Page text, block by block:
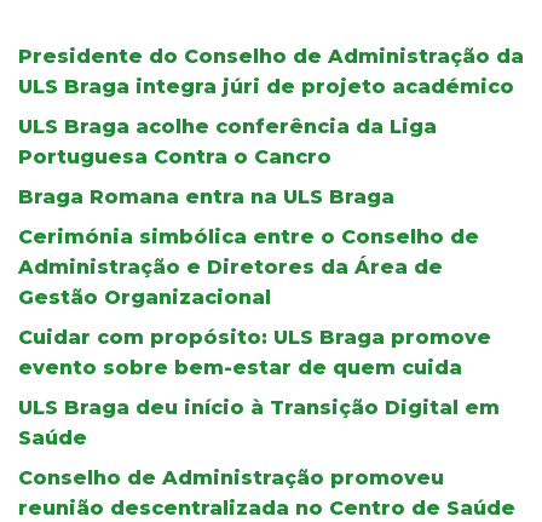
Presidente do Conselho de Administração da
ULS Braga integra júri de projeto académico
ULS Braga acolhe conferência da Liga
Portuguesa Contra o Cancro
Braga Romana entra na ULS Braga
Cerimónia simbólica entre o Conselho de
Administração e Diretores da Área de
Gestão Organizacional
Cuidar com propósito: ULS Braga promove
evento sobre bem-estar de quem cuida
ULS Braga deu início à Transição Digital em
Saúde
Conselho de Administração promoveu
reunião descentralizada no Centro de Saúde